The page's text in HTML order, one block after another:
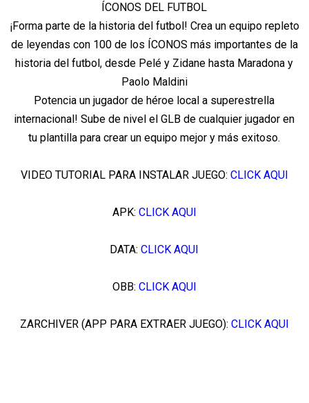
ÍCONOS DEL FUTBOL
¡Forma parte de la historia del futbol! Crea un equipo repleto
de leyendas con 100 de los ÍCONOS más importantes de la
historia del futbol, desde Pelé y Zidane hasta Maradona y
Paolo Maldini
Potencia un jugador de héroe local a superestrella
internacional! Sube de nivel el GLB de cualquier jugador en
tu plantilla para crear un equipo mejor y más exitoso.
VIDEO TUTORIAL PARA INSTALAR JUEGO: CLICK AQUI
APK: CLICK AQUI
DATA:CLICK AQUI
OBB: CLICK AQUI
ZARCHIVER (APP PARA EXTRAER JUEGO): CLICK AQUI